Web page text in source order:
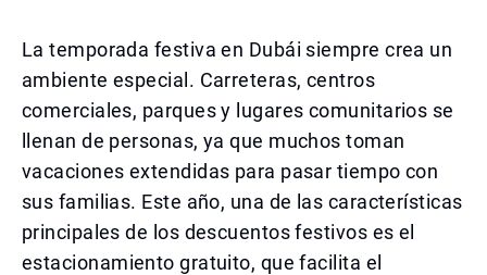
La temporada festiva en Dubái siempre crea un
ambiente especial. Carreteras, centros
comerciales, parques y lugares comunitarios se
llenan de personas, ya que muchos toman
vacaciones extendidas para pasar tiempo con
sus familias. Este año, una de las características
principales de los descuentos festivos es el
estacionamiento gratuito, que facilita el